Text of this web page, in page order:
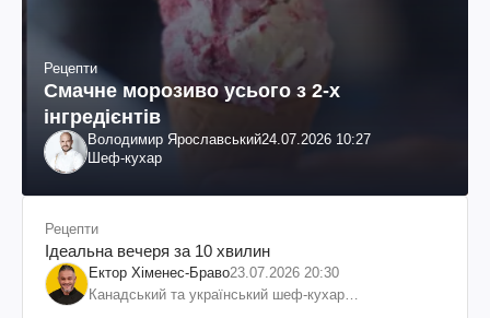
Рецепти
Смачне морозиво усього з 2-х
інгредієнтів
Володимир Ярославський24.07.2026 10:27
Шеф-кухар
Рецепти
Ідеальна вечеря за 10 хвилин
Ектор Хіменес-Браво23.07.2026 20:30
Канадський та український шеф-кухар